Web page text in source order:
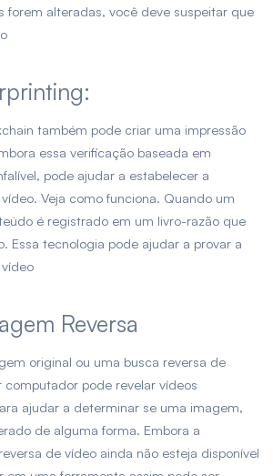
forem alteradas, você deve suspeitar que
também pode criar uma impressão
essa verificação baseada em
pode ajudar a estabelecer a
Veja como funciona. Quando um
é registrado em um livro-razão que
Essa tecnologia pode ajudar a provar a
Reversa
original ou uma busca reversa de
pode revelar vídeos
ajudar a determinar se uma imagem,
de alguma forma. Embora a
de vídeo ainda não esteja disponível